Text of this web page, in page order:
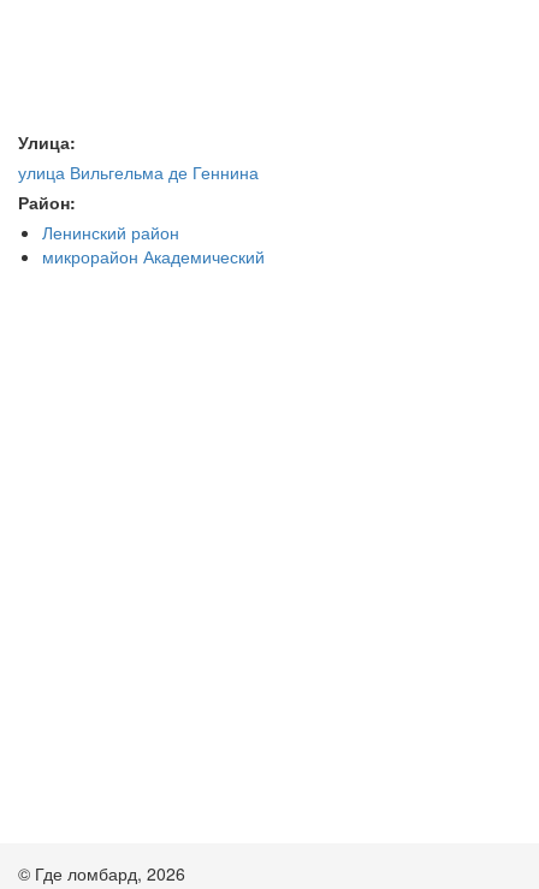
Улица:
улица Вильгельма де Геннина
Район:
Ленинский район
микрорайон Академический
© Где ломбард, 2026